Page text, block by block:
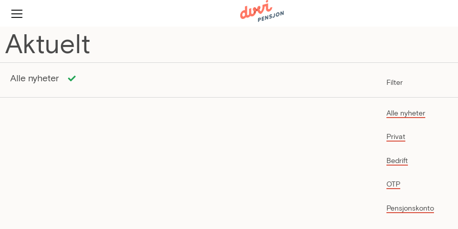
Aktuelt
Alle nyheter Filter
Alle nyheter
Privat
Bedrift
OTP
Pensjonskonto